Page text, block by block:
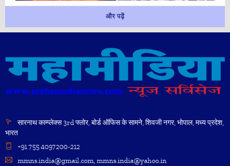
और पढ़ें
सारनाथ काम्प्लेक्स 3rd फ्लोर, बोर्ड ऑफिस के सामने, शिवजी नगर, भोपाल, मध्य प्रदेश,
भारत
+91 755 4097200-212
mmns.india@gmail.com, mmns.india@yahoo.in